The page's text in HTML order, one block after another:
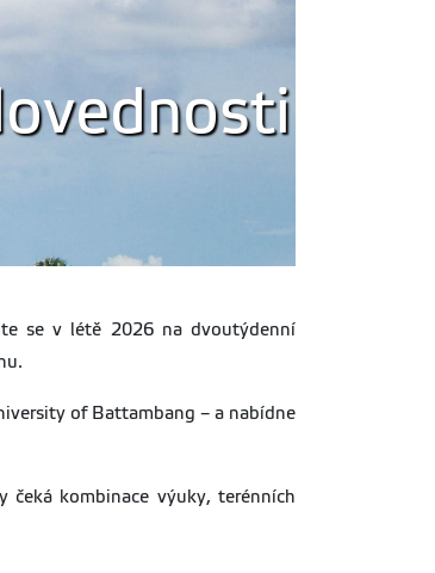
se v létě 2026 na dvoutýdenní
of Battambang – a nabídne
čeká kombinace výuky, terénních